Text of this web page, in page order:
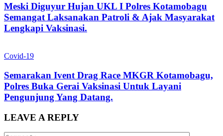
Meski Diguyur Hujan UKL I Polres Kotamobagu
Semangat Laksanakan Patroli & Ajak Masyarakat
Lengkapi Vaksinasi.
Covid-19
Semarakan Ivent Drag Race MKGR Kotamobagu,
Polres Buka Gerai Vaksinasi Untuk Layani
Pengunjung Yang Datang.
LEAVE A REPLY